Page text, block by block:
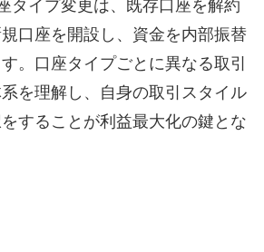
タイプ変更は、既存口座を解約
口座を開設し、資金を内部振替
。口座タイプごとに異なる取引
を理解し、自身の取引スタイル
することが利益最大化の鍵とな